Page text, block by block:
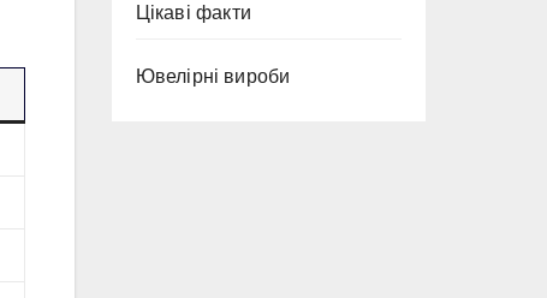
Цікаві факти
Ювелірні вироби